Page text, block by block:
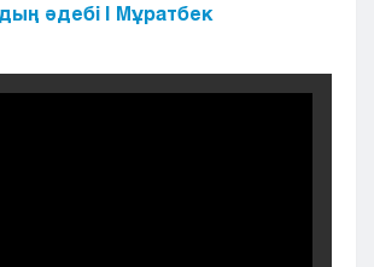
әдебі | Мұратбек